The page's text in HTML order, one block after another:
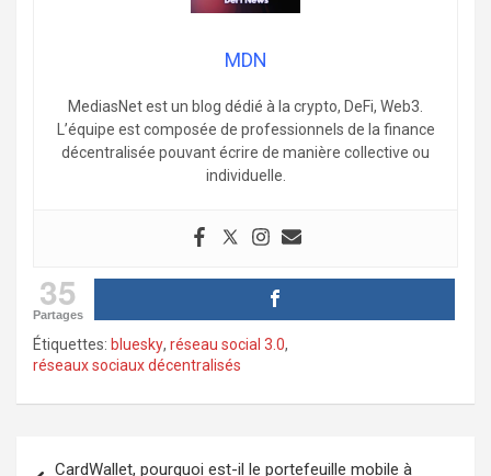
MDN
MediasNet est un blog dédié à la crypto, DeFi, Web3.
L’équipe est composée de professionnels de la finance
décentralisée pouvant écrire de manière collective ou
individuelle.
35
Partages
Étiquettes: bluesky, réseau social 3.0,
réseaux sociaux décentralisés
CardWallet, pourquoi est-il le portefeuille mobile à